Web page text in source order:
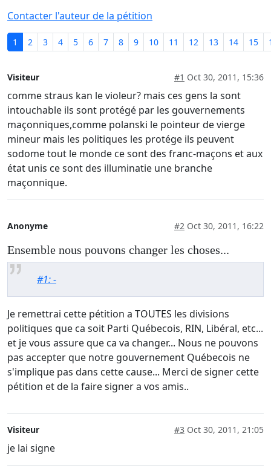
Contacter l'auteur de la pétition
1 2 3 4 5 6 7 8 9 10 11 12 13 14 15
Visiteur #1 Oct 30, 2011, 15:36
comme straus kan le violeur? mais ces gens la sont
intouchable ils sont protégé par les gouvernements
maçonniques,comme polanski le pointeur de vierge
mineur mais les politiques les protége ils peuvent
sodome tout le monde ce sont des franc-maçons et aux
état unis ce sont des illuminatie une branche
maçonnique.
Anonyme #2 Oct 30, 2011, 16:22
Ensemble nous pouvons changer les choses...
#1: -
Je remettrai cette pétition a TOUTES les divisions
politiques que ca soit Parti Québecois, RIN, Libéral, etc...
et je vous assure que ca va changer... Nous ne pouvons
pas accepter que notre gouvernement Québecois ne
s'implique pas dans cette cause... Merci de signer cette
pétition et de la faire signer a vos amis..
Visiteur #3 Oct 30, 2011, 21:05
je lai signe